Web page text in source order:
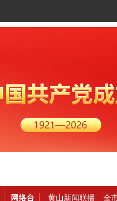
网络台 黄山新闻联播
全